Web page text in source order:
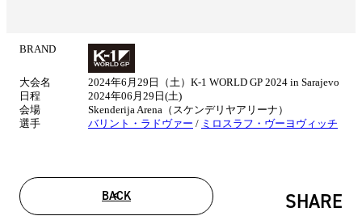
BRAND
大会名
2024年6⽉29⽇（土）K-1 WORLD GP 2024 in Sarajevo
日程
2024年06月29日(土)
会場
Skenderija Arena（スケンデリヤアリーナ）
選手
バリント・ラドヴァー / ミロスラフ・ヴーヨヴィッチ
BACK SHARE